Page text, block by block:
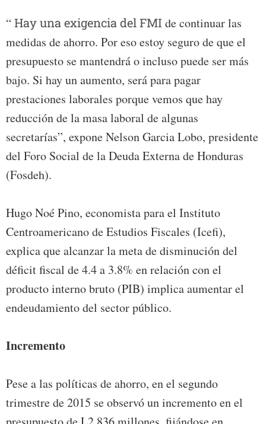
“Hay una exigencia del FMI de continuar las
medidas de ahorro. Por eso estoy seguro de que el
presupuesto se mantendrá o incluso puede ser más
bajo. Si hay un aumento, será para pagar
prestaciones laborales porque vemos que hay
reducción de la masa laboral de algunas
secretarías”, expone Nelson Garcia Lobo, presidente
del Foro Social de la Deuda Externa de Honduras
(Fosdeh).
Hugo Noé Pino, economista para el Instituto
Centroamericano de Estudios Fiscales (Icefi),
explica que alcanzar la meta de disminución del
déficit fiscal de 4.4 a 3.8% en relación con el
producto interno bruto (PIB) implica aumentar el
endeudamiento del sector público.
Incremento
Pese a las políticas de ahorro, en el segundo
trimestre de 2015 se observó un incremento en el